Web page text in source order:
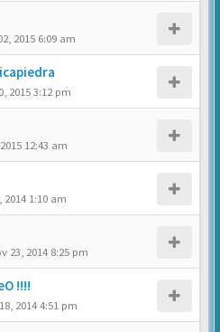
2015 6:09 am
2015 3:12 pm
12:43 am
1:10 am
23, 2014 8:25 pm
!!!!
2014 4:51 pm